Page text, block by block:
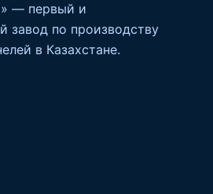
— первый и
завод по производству
в Казахстане.